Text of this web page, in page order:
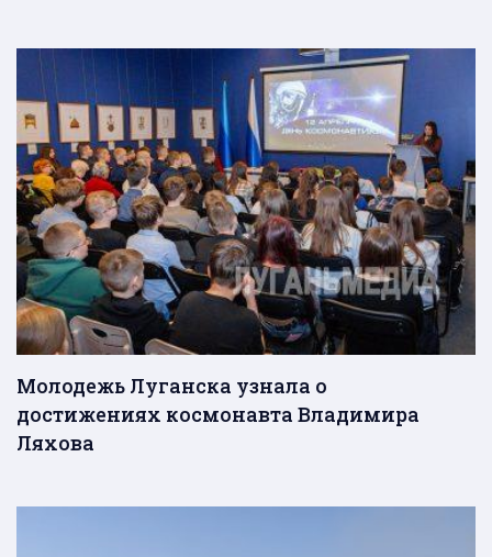
Молодежь Луганска узнала о
достижениях космонавта Владимира
Ляхова